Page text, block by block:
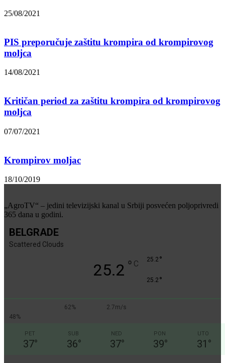
25/08/2021
PIS preporučuje zaštitu krompira od krompirovog
moljca
14/08/2021
Kritičan period za zaštitu krompira od krompirovog
moljca
07/07/2021
Krompirov moljac
18/10/2019
„AgroTV“ – jedini televizijski kanal u Srbiji posvećen poljoprivredi
365 dana u godini.
BELGRADE
Scattered Clouds
25.2 ° C 25.2 °
25.2 °
62%
2.7m/s
48%
PET
37°
SUB
36°
NED
37°
PON
39°
UTO
31 °